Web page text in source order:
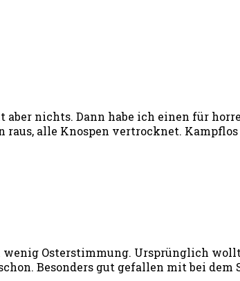
nichts. Dann habe ich einen für
raus, alle Knospen vertrocknet.
Osterstimmung. Ursprünglich
Besonders gut gefallen mit bei